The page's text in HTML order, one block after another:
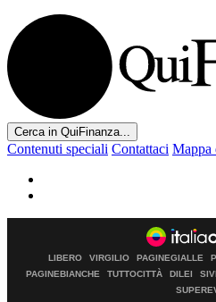
Cerca in QuiFinanza...
Contenuti speciali Contattaci Mappa
LIBERO VIRGILIO PAGINEGIALLE
PAGINEBIANCHE
TUTTOCITTÀ DILEI